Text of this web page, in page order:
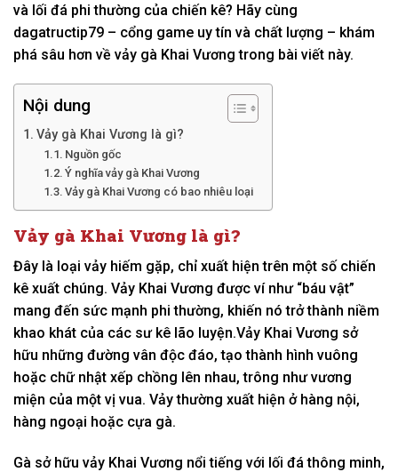
và lối đá phi thường của chiến kê? Hãy cùng
dagatructip79 – cổng game uy tín và chất lượng – khám
phá sâu hơn về vảy gà Khai Vương trong bài viết này.
Nội dung
Vảy gà Khai Vương là gì?
Nguồn gốc
Ý nghĩa vảy gà Khai Vương
Vảy gà Khai Vương có bao nhiêu loại
Vảy gà Khai Vương là gì?
Đây là loại vảy hiếm gặp, chỉ xuất hiện trên một số chiến
kê xuất chúng. Vảy Khai Vương được ví như “báu vật”
mang đến sức mạnh phi thường, khiến nó trở thành niềm
khao khát của các sư kê lão luyện.Vảy Khai Vương sở
hữu những đường vân độc đáo, tạo thành hình vuông
hoặc chữ nhật xếp chồng lên nhau, trông như vương
miện của một vị vua. Vảy thường xuất hiện ở hàng nội,
hàng ngoại hoặc cựa gà.
Gà sở hữu vảy Khai Vương nổi tiếng với lối đá thông minh,